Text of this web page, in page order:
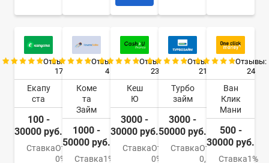
Отзывы:
17
Екапу
ста
100 -
30000 руб.
СтавкаОт
0%
Отзывы:
4
Коме
та
Займ
1000 -
50000 руб.
Ставка1%
Отзывы:
23
Кеш
Ю
3000 -
30000 руб.
СтавкаОт
0%
Отзывы:
21
Турбо
займ
3000 -
50000 руб.
СтавкаОт
0,5%
Отзывы:
24
Ван
Клик
Мани
500 -
30000 руб.
Ставка1%